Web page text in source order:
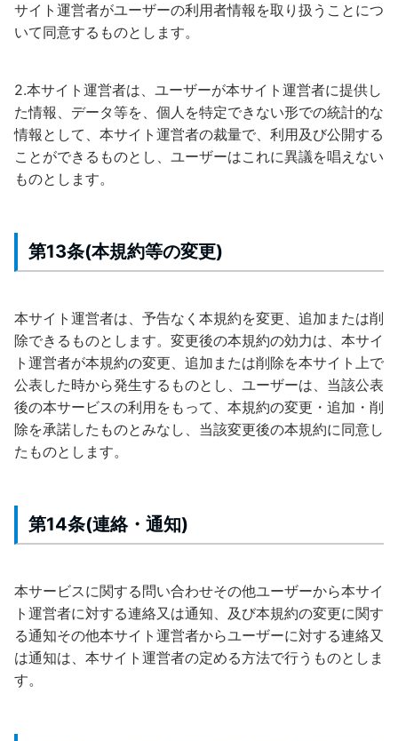
サイト運営者がユーザーの利用者情報を取り扱うことにつ
いて同意するものとします。
2.本サイト運営者は、ユーザーが本サイト運営者に提供し
た情報、データ等を、個人を特定できない形での統計的な
情報として、本サイト運営者の裁量で、利用及び公開する
ことができるものとし、ユーザーはこれに異議を唱えない
ものとします。
第13条(本規約等の変更)
本サイト運営者は、予告なく本規約を変更、追加または削
除できるものとします。変更後の本規約の効力は、本サイ
ト運営者が本規約の変更、追加または削除を本サイト上で
公表した時から発生するものとし、ユーザーは、当該公表
後の本サービスの利用をもって、本規約の変更・追加・削
除を承諾したものとみなし、当該変更後の本規約に同意し
たものとします。
第14条(連絡・通知)
本サービスに関する問い合わせその他ユーザーから本サイ
ト運営者に対する連絡又は通知、及び本規約の変更に関す
る通知その他本サイト運営者からユーザーに対する連絡又
は通知は、本サイト運営者の定める方法で行うものとしま
す。